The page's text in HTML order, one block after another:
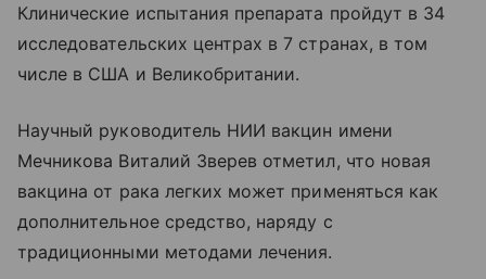
Клинические испытания препарата пройдут в 34
исследовательских центрах в 7 странах, в том
числе в США и Великобритании.
Научный руководитель НИИ вакцин имени
Мечникова Виталий Зверев отметил, что новая
вакцина от рака легких может применяться как
дополнительное средство, наряду с
традиционными методами лечения.